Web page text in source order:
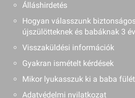
Álláshirdetés
Hogyan válasszunk
újszülötteknek és babáknak 3
Visszaküldési információk
Gyakran ismételt kérdések
Mikor lyukasszuk ki a baba fülét
Adatvédelmi nyilatkozat